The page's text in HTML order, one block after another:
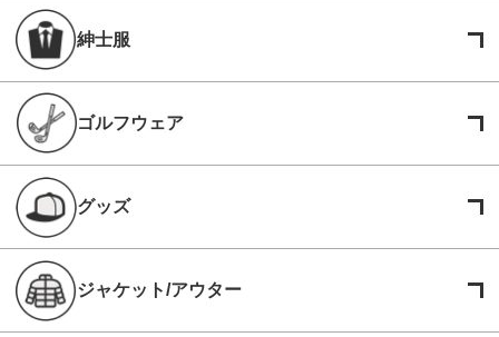
紳士服
ゴルフウェア
グッズ
ジャケット/アウター